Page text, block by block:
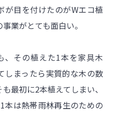
が目を付けたのがWエコ植
業がとても面白い。
、その植えた1本を家具木
しまったら実質的な木の数
最初に2本植えてしまい、
本は熱帯雨林再生のための